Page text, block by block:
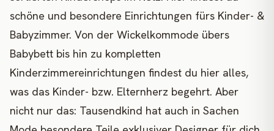
schöne und besondere Einrichtungen fürs Kinder- &
Babyzimmer. Von der Wickelkommode übers
Babybett bis hin zu kompletten
Kinderzimmereinrichtungen findest du hier alles,
was das Kinder- bzw. Elternherz begehrt. Aber
nicht nur das: Tausendkind hat auch in Sachen